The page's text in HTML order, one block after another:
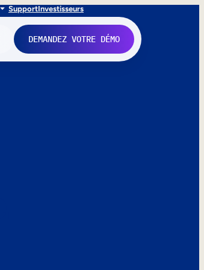
SupportInvestisseurs
DEMANDEZ VOTRE DÉMO